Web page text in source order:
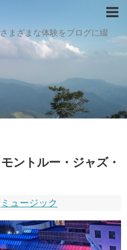
まざまな体験をブログに綴
ントルー・ジャズ・
ミュージック